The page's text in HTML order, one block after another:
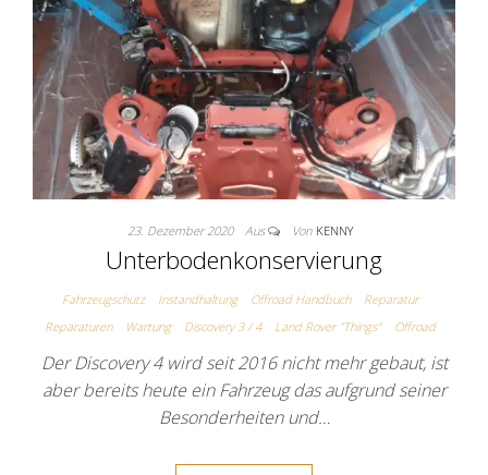
23. Dezember 2020 Aus Von KENNY
Unterbodenkonservierung
Fahrzeugschutz Instandhaltung Offroad Handbuch
Reparatur
Reparaturen
Wartung Discovery 3 / 4 Land Rover "Things" Offroad
Der Discovery 4 wird seit 2016 nicht mehr gebaut, ist
aber bereits heute ein Fahrzeug das aufgrund seiner
Besonderheiten und…